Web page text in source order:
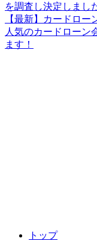
を調査し決定しまし
【最新】カードロ
人気のカードローン
ます！
トップ